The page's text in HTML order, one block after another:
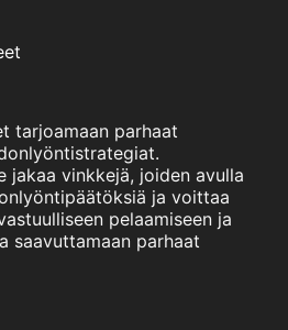
tarjoamaan parhaat
jakaa vinkkejä, joiden avulla
ja voittaa
pelaamiseen ja
saavuttamaan parhaat